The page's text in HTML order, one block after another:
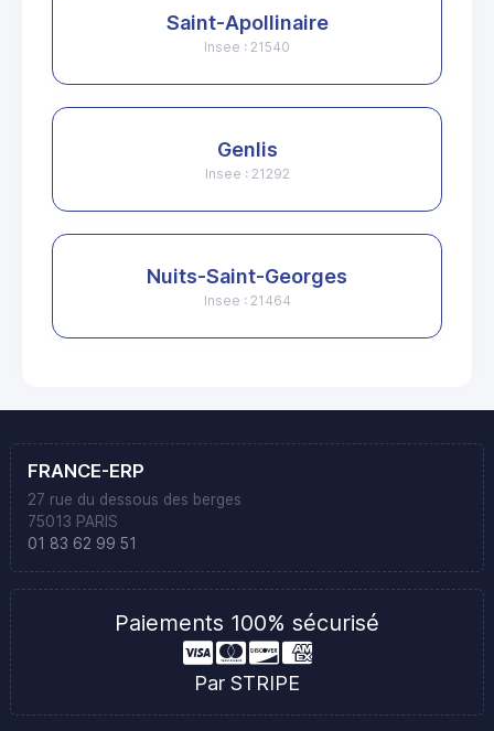
Saint-Apollinaire
Insee : 21540
Genlis
Insee : 21292
Nuits-Saint-Georges
Insee : 21464
FRANCE-ERP
27 rue du dessous des berges
75013 PARIS
01 83 62 99 51
Paiements 100% sécurisé
Par STRIPE